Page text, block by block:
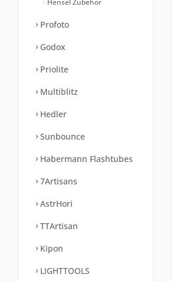
Hensel Zubehör
Profoto
Godox
Priolite
Multiblitz
Hedler
Sunbounce
Habermann Flashtubes
7Artisans
AstrHori
TTArtisan
Kipon
LIGHTTOOLS